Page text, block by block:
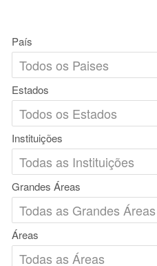
País
Estados
Instituições
Grandes Áreas
Áreas